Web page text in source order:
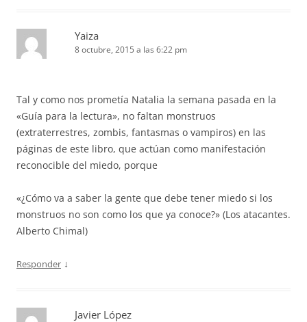
Yaiza
8 octubre, 2015 a las 6:22 pm
Tal y como nos prometía Natalia la semana pasada en la
«Guía para la lectura», no faltan monstruos
(extraterrestres, zombis, fantasmas o vampiros) en las
páginas de este libro, que actúan como manifestación
reconocible del miedo, porque
«¿Cómo va a saber la gente que debe tener miedo si los
monstruos no son como los que ya conoce?» (Los atacantes.
Alberto Chimal)
Responder ↓
Javier López